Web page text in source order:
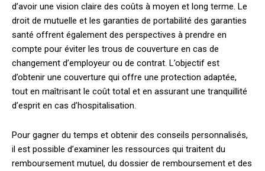
d’avoir une vision claire des coûts à moyen et long terme. Le
droit de mutuelle et les garanties de portabilité des garanties
santé offrent également des perspectives à prendre en
compte pour éviter les trous de couverture en cas de
changement d’employeur ou de contrat. L’objectif est
d’obtenir une couverture qui offre une protection adaptée,
tout en maîtrisant le coût total et en assurant une tranquillité
d’esprit en cas d’hospitalisation.
Pour gagner du temps et obtenir des conseils personnalisés,
il est possible d’examiner les ressources qui traitent du
remboursement mutuel, du dossier de remboursement et des